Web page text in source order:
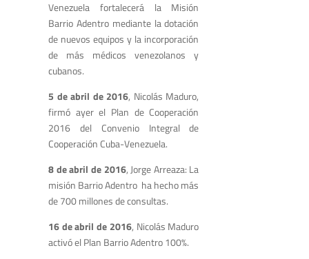
Venezuela fortalecerá la Misión
Barrio Adentro mediante la dotación
de nuevos equipos y la incorporación
de más médicos venezolanos y
cubanos.
5 de abril de 2016, Nicolás Maduro,
firmó ayer el Plan de Cooperación
2016 del Convenio Integral de
Cooperación Cuba-Venezuela.
8 de abril de 2016, Jorge Arreaza: La
misión Barrio Adentro ha hecho más
de 700 millones de consultas.
16 de abril de 2016, Nicolás Maduro
activó el Plan Barrio Adentro 100%.